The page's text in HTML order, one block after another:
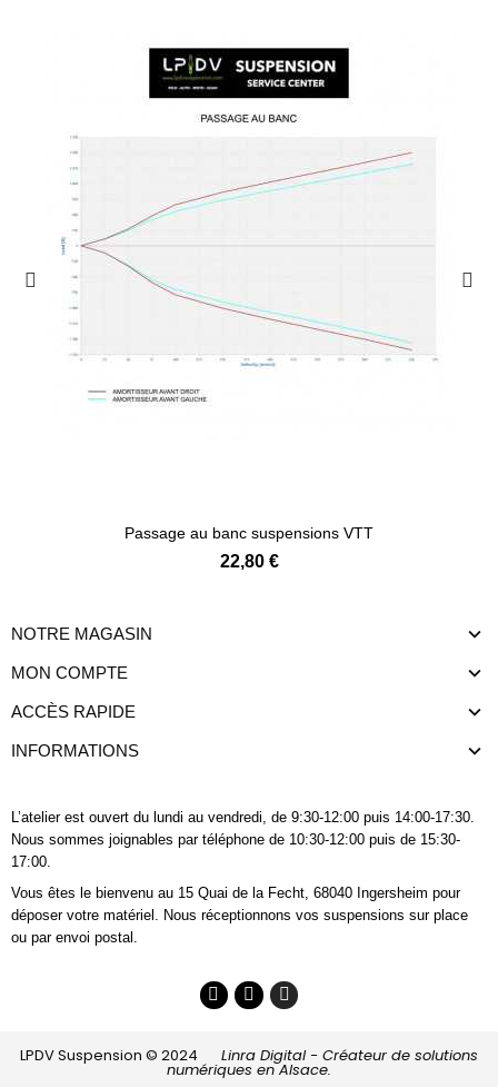
Passage au banc suspensions VTT
22,80 €
NOTRE MAGASIN
MON COMPTE
ACCÈS RAPIDE
INFORMATIONS
L’atelier est ouvert du lundi au vendredi, de 9:30-12:00 puis 14:00-17:30.
Nous sommes joignables par téléphone de 10:30-12:00 puis de 15:30-
17:00.
Vous êtes le bienvenu au 15 Quai de la Fecht, 68040 Ingersheim pour
déposer votre matériel. Nous réceptionnons vos suspensions sur place
ou par envoi postal.
LPDV Suspension © 2024 Linra Digital - Créateur de solutions
numériques en Alsace.